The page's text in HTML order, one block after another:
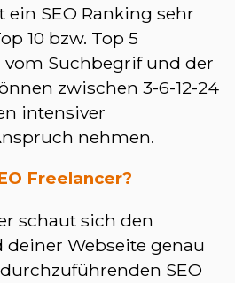
SEO Ranking sehr
10 bzw. Top 5
vom Suchbegrif und der
zwischen 3-6-12-24
intensiver
nehmen.
Freelancer?
schaut sich den
deiner Webseite genau
SEO